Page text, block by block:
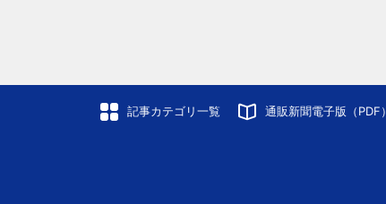
記事カテゴリ一覧 通販新聞電子版（PDF）